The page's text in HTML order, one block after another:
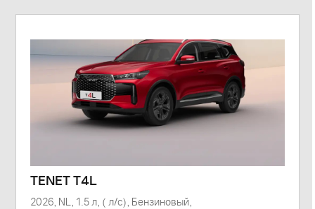
TENET T4L
2026, NL, 1.5 л, ( л/с), Бензиновый,